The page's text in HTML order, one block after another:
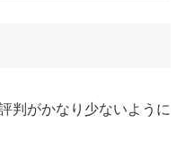
判がかなり少ないように